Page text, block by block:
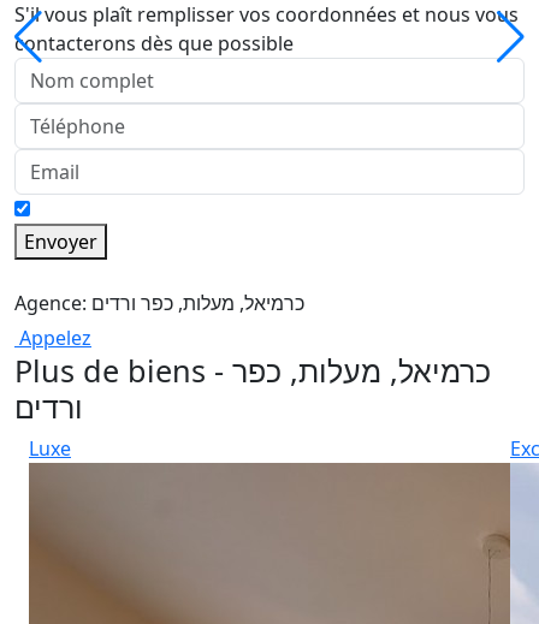
S'il vous plaît remplisser vos coordonnées et nous vous
contacterons dès que possible
Envoyer
Agence: כרמיאל, מעלות, כפר ורדים
Appelez
Plus de biens - כרמיאל, מעלות, כפר
ורדים
Luxe